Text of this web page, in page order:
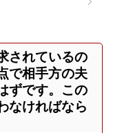
されているの
で相手方の夫
ずです。この
なければなら